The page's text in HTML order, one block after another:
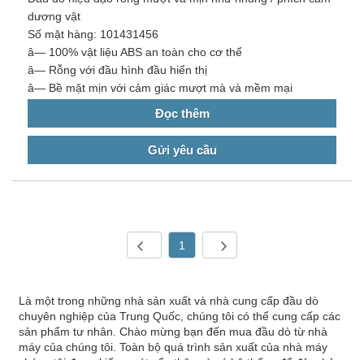
dương vật
Số mặt hàng: 101431456
â— 100% vật liệu ABS an toàn cho cơ thể
â— Rỗng với đầu hình đầu hiển thị
â— Bề mặt mịn với cảm giác mượt mà và mềm mại
Đọc thêm
Gửi yêu cầu
1
Là một trong những nhà sản xuất và nhà cung cấp đầu dò
chuyên nghiệp của Trung Quốc, chúng tôi có thể cung cấp các
sản phẩm tư nhân. Chào mừng bạn đến mua đầu dò từ nhà
máy của chúng tôi. Toàn bộ quá trình sản xuất của nhà máy